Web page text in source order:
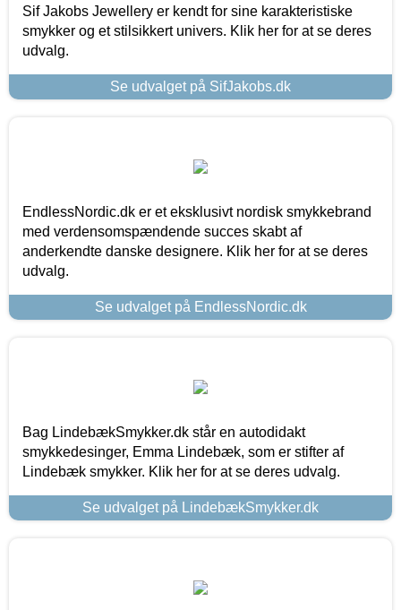
Sif Jakobs Jewellery er kendt for sine karakteristiske
smykker og et stilsikkert univers. Klik her for at se deres
udvalg.
Se udvalget på SifJakobs.dk
EndlessNordic.dk er et eksklusivt nordisk smykkebrand
med verdensomspændende succes skabt af
anderkendte danske designere. Klik her for at se deres
udvalg.
Se udvalget på EndlessNordic.dk
Bag LindebækSmykker.dk står en autodidakt
smykkedesinger, Emma Lindebæk, som er stifter af
Lindebæk smykker. Klik her for at se deres udvalg.
Se udvalget på LindebækSmykker.dk